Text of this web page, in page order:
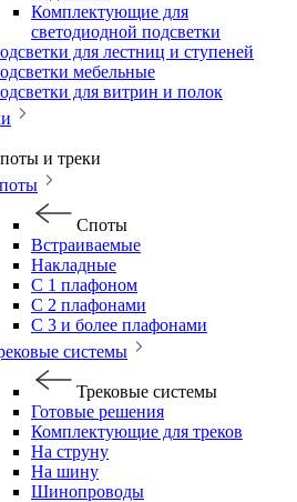
Комплектующие для
светодиодной подсветки
для лестниц и ступеней
мебельные
для витрин и полок
и треки
Споты
Встраиваемые
Накладные
С 1 плафоном
С 2 плафонами
С 3 и более плафонами
системы
Трековые системы
Готовые решения
Комплектующие для треков
На струну
На шину
Шинопроводы